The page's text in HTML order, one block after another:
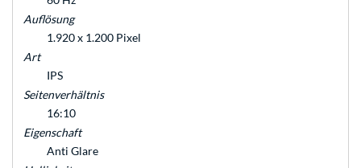
Auflösung
1.920 x 1.200 Pixel
Art
IPS
Seitenverhältnis
16:10
Eigenschaft
Anti Glare